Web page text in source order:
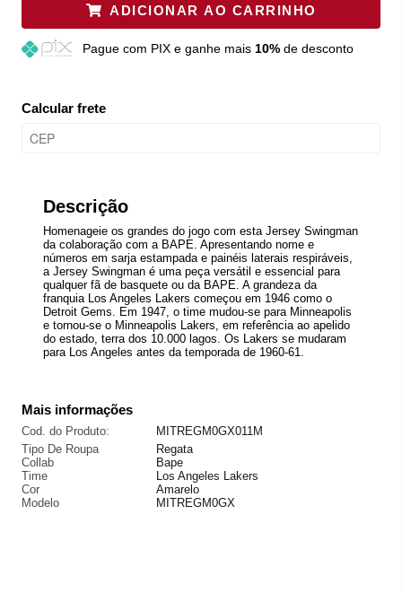
ADICIONAR AO CARRINHO
Pague com PIX e ganhe mais 10%de desconto
Calcular frete
Descrição
Homenageie os grandes do jogo com esta Jersey Swingman
da colaboração com a BAPE. Apresentando nome e
números em sarja estampada e painéis laterais respiráveis,
a Jersey Swingman é uma peça versátil e essencial para
qualquer fã de basquete ou da BAPE. A grandeza da
franquia Los Angeles Lakers começou em 1946 como o
Detroit Gems. Em 1947, o time mudou-se para Minneapolis
e tornou-se o Minneapolis Lakers, em referência ao apelido
do estado, terra dos 10.000 lagos. Os Lakers se mudaram
para Los Angeles antes da temporada de 1960-61.
Mais informações
Cod. do Produto:
MITREGM0GX011M
Tipo De Roupa
Regata
Collab
Bape
Time
Los Angeles Lakers
Cor
Amarelo
Modelo
MITREGM0GX